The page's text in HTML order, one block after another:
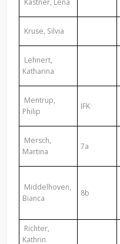
Kastner, Lena
Kruse, Silvia
Lehnert,
Katharina
Mentrup,
Philip
IFK
Mersch,
Martina
7a
Middelhoven,
Bianca
8b
Richter,
Kathrin